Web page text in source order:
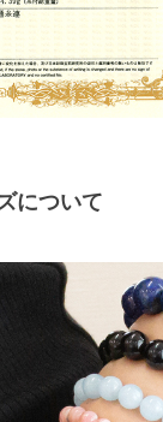
について